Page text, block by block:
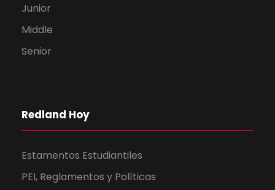
Junior
Middle
Senior
Redland Hoy
Estamentos Estudiantiles
PEI, Reglamentos y Políticas